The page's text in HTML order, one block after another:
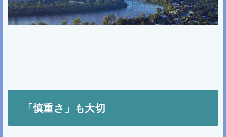
「慎重さ」も大切